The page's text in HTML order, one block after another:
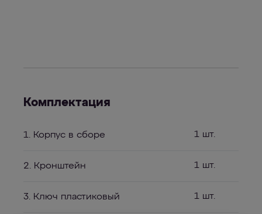
Комплектация
1. Корпус в сборе 1 шт.
2. Кронштейн 1 шт.
3. Ключ пластиковый 1 шт.